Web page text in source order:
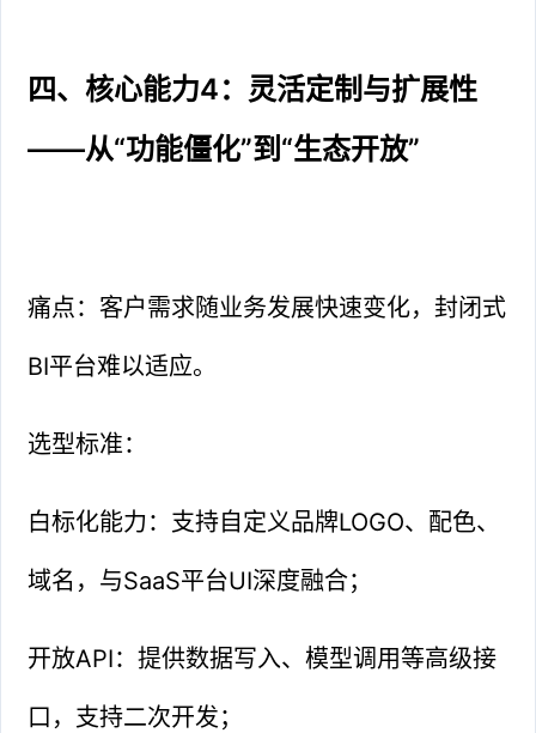
四、核心能力4：灵活定制与扩展性
——从“功能僵化”到“生态开放”
痛点：客户需求随业务发展快速变化，封闭式
BI平台难以适应。
选型标准：
白标化能力：支持自定义品牌LOGO、配色、
域名，与SaaS平台UI深度融合；
开放API：提供数据写入、模型调用等高级接
口，支持二次开发；